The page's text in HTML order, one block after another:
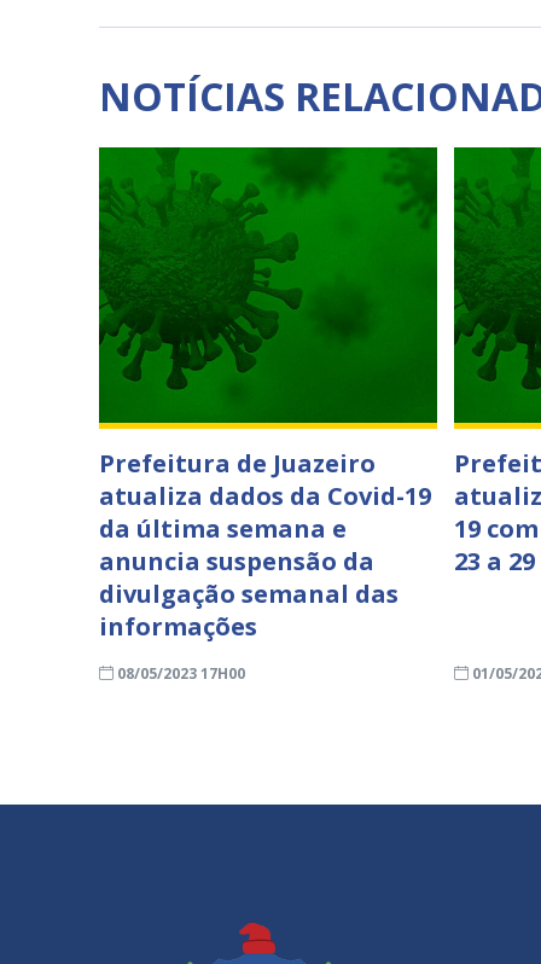
NOTÍCIAS
Prefeitura de Juazeiro
atualiza dados da Covid-19
da última semana e
anuncia suspensão da
divulgação semanal das
informações
08/05/2023 17H00
19
23 a
01/05/